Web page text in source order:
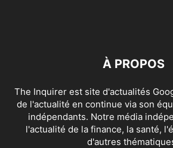
À PROPOS
The Inquirer est site d'actualités
de l'actualité en continue via son
indépendants. Notre média
l'actualité de la finance, la santé,
d'autres